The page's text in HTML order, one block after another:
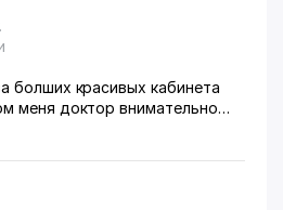
меня доктор внимательно
висят в рамках документы,